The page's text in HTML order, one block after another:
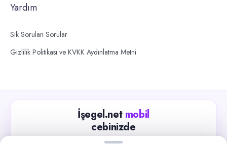
Yardım
Sık Sorulan Sorular
Gizlilik Politikası ve KVKK Aydınlatma Metni
İşegel.net mobil
cebinizde